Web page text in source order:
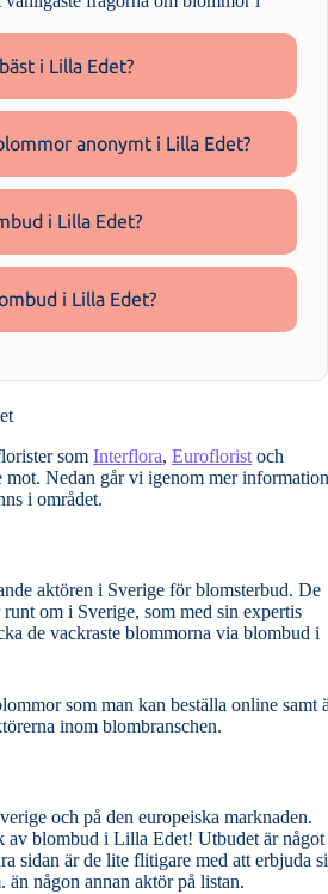
i Lilla Edet?
anonymt i Lilla Edet?
i Lilla Edet?
i Lilla Edet?
som Interflora, Euroflorist och
mot. Nedan går vi igenom mer information
i området.
aktören i Sverige för blomsterbud. De
om i Sverige, som med sin expertis
de vackraste blommorna via blombud i
som man kan beställa online samt
inom blombranschen.
och på den europeiska marknaden.
av blombud i Lilla Edet! Utbudet är något
sidan är de lite flitigare med att erbjuda
någon annan aktör på listan.